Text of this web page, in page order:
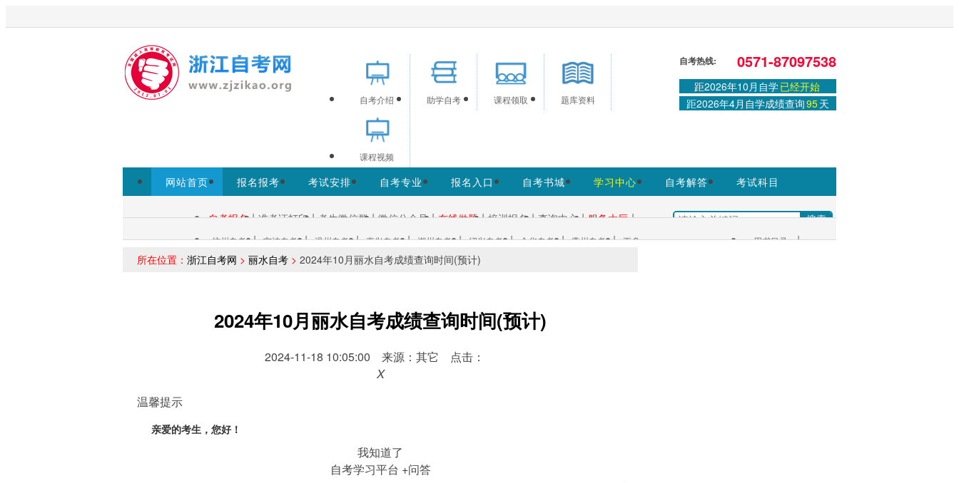
欢迎访问浙江自考网！为考生提供浙江自考信息服务，网站信息供学习交流使用，非政府官方网站，官方信息以浙江教育考试院
www.zjzs.net为准。
登录或注册|学习中心
自考介绍 助学自考 课程领取 题库资料
课程视频
自考热线: 0571-87097538
距2026年10月自学已经开始
距2026年4月自学成绩查询95天
网站首页 报名报考 考试安排 自考专业 报名入口 自考书城 学习中心 自考解答
考试科目
自考报名 | 准考证打印 | 考生微信群 | 微信公众号 | 在线做题 | 培训报名 | 查询中心 | 服务大厅 |
各市自考：
杭州自考 | 宁波自考 | 温州自考 | 嘉兴自考 | 湖州自考 | 绍兴自考 | 金华自考 | 衢州自考 | 更多+ 用书目录 |
所在位置： 浙江自考网 > 丽水自考 > 2024年10月丽水自考成绩查询时间(预计)
2024年10月丽水自考成绩查询时间(预计)
2024-11-18 10:05:00 来源：其它 点击：
X
温馨提示
亲爱的考生，您好！
我知道了
自考学习平台 +问答